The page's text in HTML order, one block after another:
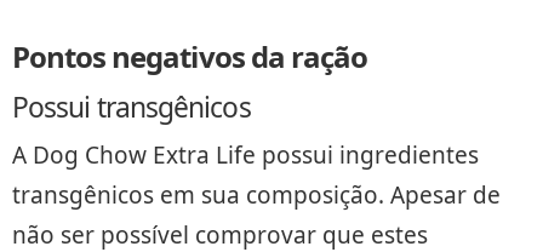
Pontos negativos da ração
Possui transgênicos
A Dog Chow Extra Life possui ingredientes
transgênicos em sua composição. Apesar de
não ser possível comprovar que estes